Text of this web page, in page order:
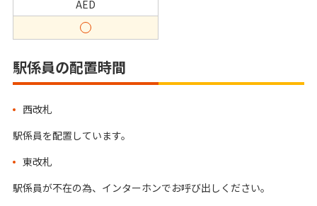
AED
駅係員の配置時間
西改札
駅係員を配置しています。
東改札
駅係員が不在の為、インターホンでお呼び出しください。